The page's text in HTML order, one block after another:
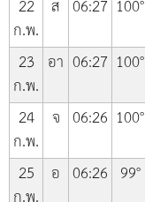
22
ก.พ.
ส 06:27 100°
23
ก.พ.
อา 06:27 100°
24
ก.พ.
จ 06:26 100°
25 อ 06:26 99°